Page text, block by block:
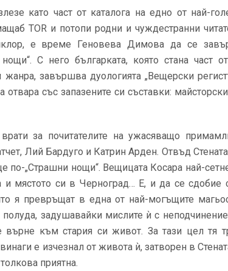
като част от каталога на едно от най-
TOR и потопи родни и чуждестранни
е време Геновева Димова да се
С него българката, която стана част
завършва дуологията „Вещерски
със запазените си съставки:
за почитателите на ужасяващо
Лий Бардуго и Катрин Арден. Отвъд
по-„Страшни нощи“. Вещицата Косара най-
и мястото си в Черноград… Е, и да се сдобие
я превръщат в една от най-могъщите
задушавайки мислите ѝ с
върне към стария си живот. За тази цел тя
е изчезнал от живота ѝ, затворен в
приятна.